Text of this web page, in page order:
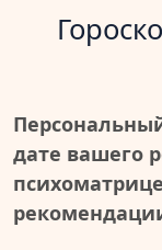
дате вашего